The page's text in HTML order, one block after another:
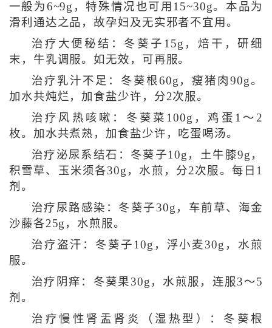
一般为6~9g，特殊情况也可用15~30g。本品为
滑利通达之品，故孕妇及无实邪者不宜用。
治疗大便秘结：冬葵子15g，焙干，研细
末，牛乳调服。如无效，可再服。
治疗乳汁不足：冬葵根60g，瘦猪肉90g。
加水共炖烂，加食盐少许，分2次服。
治疗风热咳嗽：冬葵菜100g，鸡蛋1～2
枚。加水共煮熟，加食盐少许，吃蛋喝汤。
治疗泌尿系结石：冬葵子10g，土牛膝9g，
积雪草、玉米须各30g，水煎，分2次服。每日1
剂。
治疗尿路感染：冬葵子30g，车前草、海金
沙藤各25g，水煎服。
治疗盗汗：冬葵子10g，浮小麦30g，水煎
服。
治疗阴痒：冬葵果30g，水煎服，连服3～5
剂。
治疗慢性肾盂肾炎（湿热型）：冬葵根